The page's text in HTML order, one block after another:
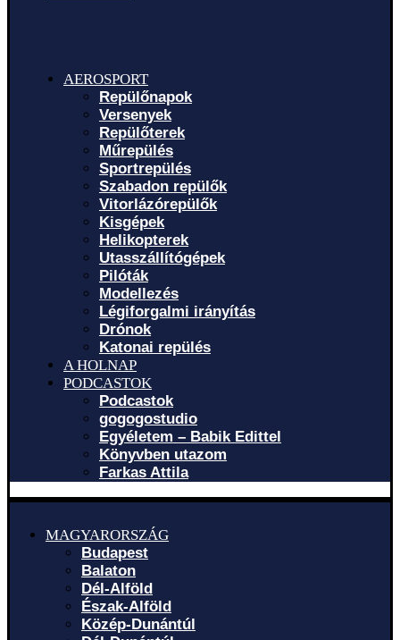
AEROSPORT
Repülőnapok
Versenyek
Repülőterek
Műrepülés
Sportrepülés
Szabadon repülők
Vitorlázórepülők
Kisgépek
Helikopterek
Utasszállítógépek
Pilóták
Modellezés
Légiforgalmi irányítás
Drónok
Katonai repülés
A HOLNAP
PODCASTOK
Podcastok
gogogostudio
Egyéletem – Babik Edittel
Könyvben utazom
Farkas Attila
MAGYARORSZÁG
Budapest
Balaton
Dél-Alföld
Észak-Alföld
Közép-Dunántúl